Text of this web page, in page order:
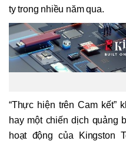
ty trong nhiều năm qua.
“Thực hiện trên Cam kết”
hay một chiến dịch quảng
hoạt động của Kingston